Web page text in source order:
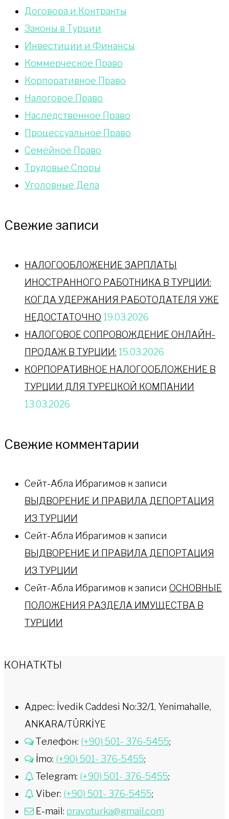
Договора и Контракты
Законы в Турции
Инвестиции и Финансы
Коммерческое Право
Корпоративное Право
Налоговое Право
Наследственное Право
Процессуальное Право
Сeмейное Право
Трудовые Споры
Уголовные Дела
Свежие записи
НАЛОГООБЛОЖЕНИЕ ЗАРПЛАТЫ
ИНОСТРАННОГО РАБОТНИКА В ТУРЦИИ:
КОГДА УДЕРЖАНИЯ РАБОТОДАТЕЛЯ УЖЕ
НЕДОСТАТОЧНО 19.03.2026
НАЛОГОВОЕ СОПРОВОЖДЕНИЕ ОНЛАЙН-
ПРОДАЖ В ТУРЦИИ: 15.03.2026
КОРПОРАТИВНОЕ НАЛОГООБЛОЖЕНИЕ В
ТУРЦИИ ДЛЯ ТУРЕЦКОЙ КОМПАНИИ
13.03.2026
Свежие комментарии
Сейт-Абла Ибрагимов к записи
ВЫДВОРЕНИЕ И ПРАВИЛА ДЕПОРТАЦИЯ
ИЗ ТУРЦИИ
Сейт-Абла Ибрагимов к записи
ВЫДВОРЕНИЕ И ПРАВИЛА ДЕПОРТАЦИЯ
ИЗ ТУРЦИИ
Сейт-Абла Ибрагимов к записи ОСНОВНЫЕ
ПОЛОЖЕНИЯ РАЗДЕЛА ИМУЩЕСТВА В
ТУРЦИИ
КОНАТКТЫ
Адрес: İvedik Caddesi No:32/1, Yenimahalle,
ANKARA/TÜRKİYE
Телефон: (+90) 501- 376-5455;
İmo: (+90) 501- 376-5455;
Telegram: (+90) 501- 376-5455;
Viber: (+90) 501- 376-5455;
E-mail: pravoturka@gmail.com